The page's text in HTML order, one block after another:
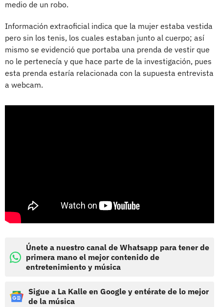
medio de un robo.
Información extraoficial indica que la mujer estaba vestida
pero sin los tenis, los cuales estaban junto al cuerpo; así
mismo se evidenció que portaba una prenda de vestir que
no le pertenecía y que hace parte de la investigación, pues
esta prenda estaría relacionada con la supuesta entrevista
a webcam.
Únete a nuestro canal de Whatsapp para tener de
primera mano el mejor contenido de
entretenimiento y música
Sigue a La Kalle en Google y entérate de lo mejor
de la música